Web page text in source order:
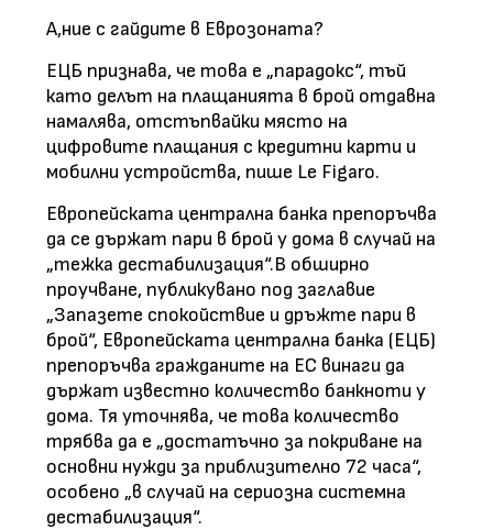
А,ние с гайдите в Еврозоната?
ЕЦБ признава, че това е „парадокс“, тъй
като делът на плащанията в брой отдавна
намалява, отстъпвайки място на
цифровите плащания с кредитни карти и
мобилни устройства, пише Le Figaro.
Европейската централна банка препоръчва
да се държат пари в брой у дома в случай на
„тежка дестабилизация“.В обширно
проучване, публикувано под заглавие
„Запазете спокойствие и дръжте пари в
брой“, Европейската централна банка (ЕЦБ)
препоръчва гражданите на ЕС винаги да
държат известно количество банкноти у
дома. Тя уточнява, че това количество
трябва да е „достатъчно за покриване на
основни нужди за приблизително 72 часа“,
особено „в случай на сериозна системна
дестабилизация“.